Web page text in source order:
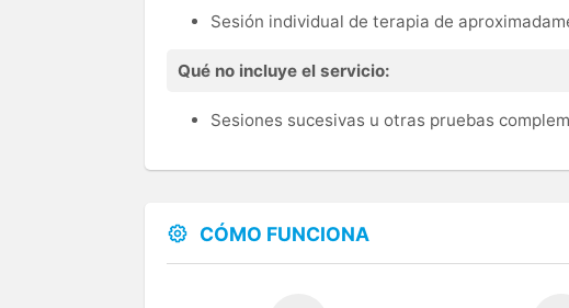
Sesión individual de terapia de
Qué no incluye el servicio:
Sesiones sucesivas u otras pruebas
CÓMO FUNCIONA